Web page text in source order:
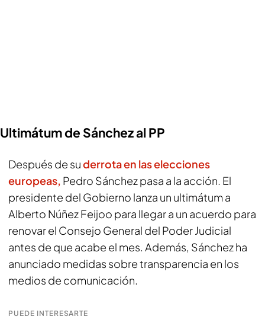
Ultimátum de Sánchez al PP
Después de suderrota en las elecciones
europeas, Pedro Sánchez pasa a la acción. El
presidente del Gobierno lanza un ultimátum a
Alberto Núñez Feijoo para llegar a un acuerdo para
renovar el Consejo General del Poder Judicial
antes de que acabe el mes. Además, Sánchez ha
anunciado medidas sobre transparencia en los
medios de comunicación.
PUEDE INTERESARTE